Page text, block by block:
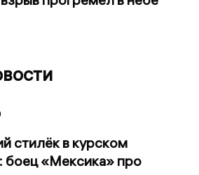
стилёк в курском
боец «Мексика» про